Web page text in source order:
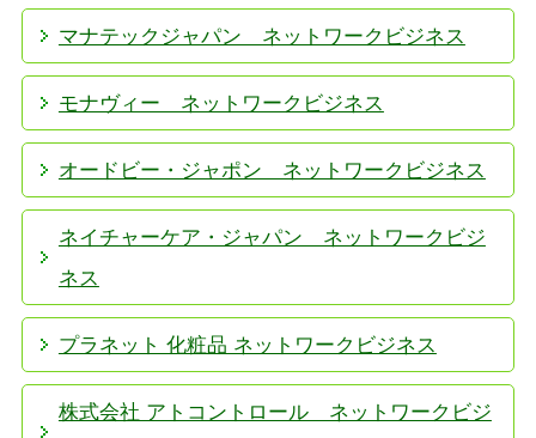
マナテックジャパン ネットワークビジネス
モナヴィー ネットワークビジネス
オードビー・ジャポン ネットワークビジネス
ネイチャーケア・ジャパン ネットワークビジ
ネス
プラネット 化粧品 ネットワークビジネス
株式会社 アトコントロール ネットワークビジ